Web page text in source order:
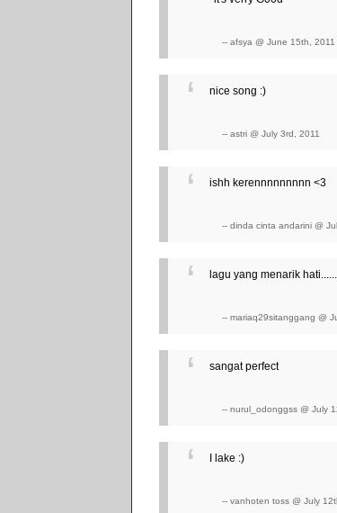
-- afsya @ June 15th, 2011
nice song :)
-- astri @ July 3rd, 2011
ishh kerennnnnnnnn <3
-- dinda cinta andarini @
lagu yang menarik
-- mariaq29sitanggang @
sangat perfect
-- nurul_odonggss @ July
I lake :)
-- vanhoten toss @ July